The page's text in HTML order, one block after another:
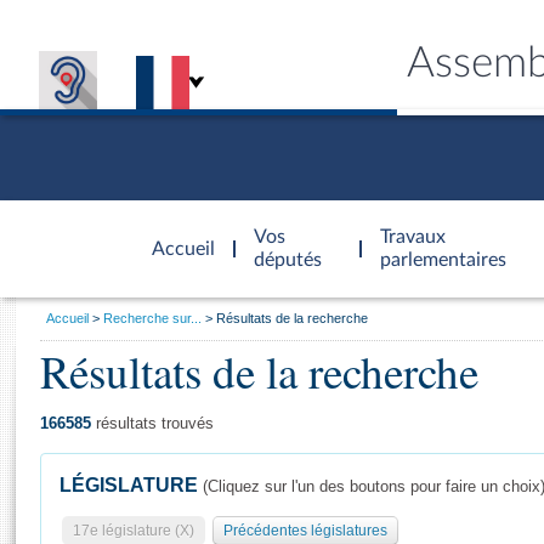
Accueil
d'accueil
Vos
députés
Travaux
parlementaires
Général
Vous
Accueil Recherche sur... Résultats de la recherche
Résultats de la recherche
166585 résultats trouvés
LÉGISLATURE (Cliquez sur l'un des boutons pour faire un choix)
17e législature (X) Précédentes législatures